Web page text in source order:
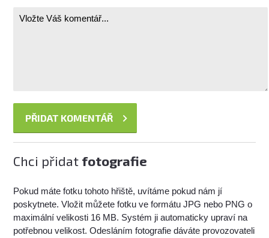
Chci přidat fotografie
Pokud máte fotku tohoto hřiště, uvítáme pokud nám jí
poskytnete. Vložit můžete fotku ve formátu JPG nebo PNG o
maximální velikosti 16 MB. Systém ji automaticky upraví na
potřebnou velikost. Odesláním fotografie dáváte provozovateli